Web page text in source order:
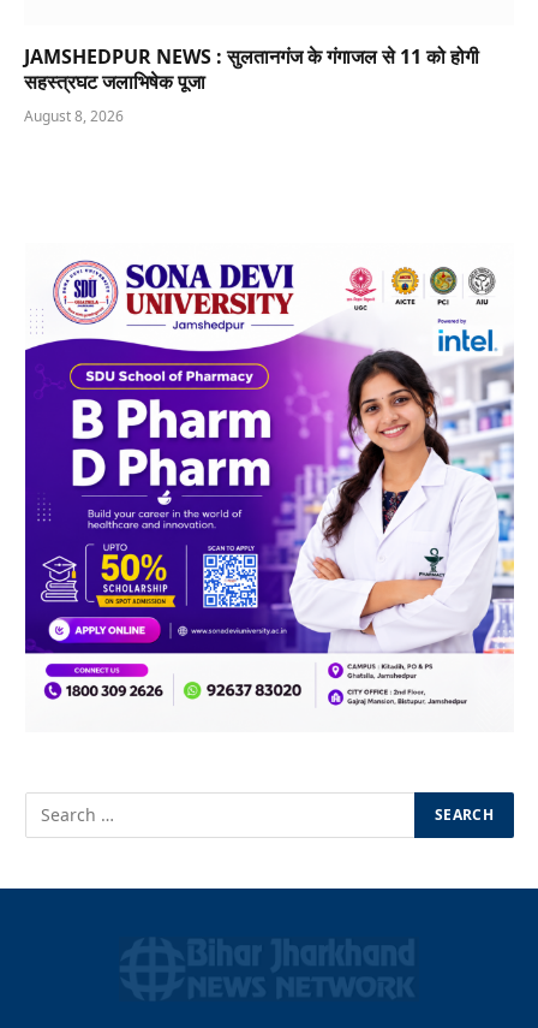
JAMSHEDPUR NEWS : सुलतानगंज के गंगाजल से 11 को होगी
सहस्त्रघट जलाभिषेक पूजा
August 8, 2026